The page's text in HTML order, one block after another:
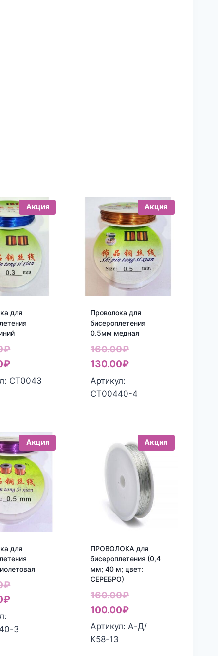
Акция
для
₽Первоначальная
цена
составляла
₽Текущая
цена:
СТ0043
Акция
Проволока для
бисероплетения
0.5мм медная
160.00₽Первоначальная
цена
160.00₽.
130.00₽Текущая
130.00₽.
Артикул:
СТ00440-4
Акция
для
₽Первоначальная
цена
160.00₽.
₽Текущая
130.00₽.
3
Акция
ПРОВОЛОКА для
бисероплетения (0,4
мм; 40 м; цвет:
СЕРЕБРО)
160.00₽Первоначальная
цена
составляла
100.00₽Текущая
цена:
Артикул: А-Д/
К58-13